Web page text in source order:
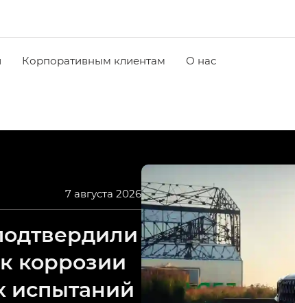
Корпоративным клиентам О нас
7 августа 2026
коррозии
испытаний